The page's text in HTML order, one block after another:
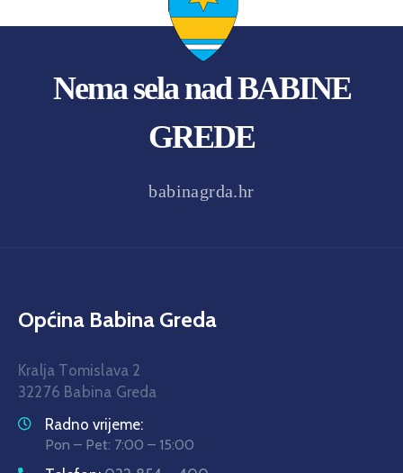
Nema sela nad BABINE
GREDE
babinagrda.hr
Općina Babina Greda
Kralja Tomislava 2
32276 Babina Greda
Radno vrijeme:
Pon – Pet: 7:00 – 15:00